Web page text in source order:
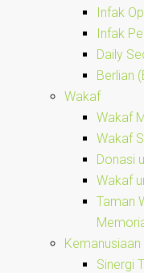
Infak
Infak
Daily
Berlian
Wakaf
Wakaf
Wakaf
Donasi
Wakaf
Taman
Kemanusiaan
Sinergi